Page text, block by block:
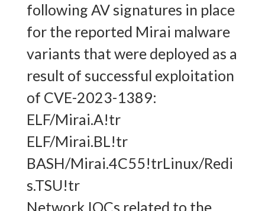
following AV signatures in place
for the reported Mirai malware
variants that were deployed as a
result of successful exploitation
of CVE-2023-1389:
ELF/Mirai.A!tr
ELF/Mirai.BL!tr
BASH/Mirai.4C55!trLinux/Redi
s.TSU!tr
Network IOCs related to the